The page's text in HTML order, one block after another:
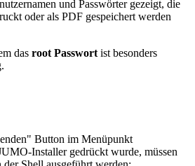
und Passwörter gezeigt, die
oder als PDF gespeichert werden
das root Passwort ist besonders
Button im Menüpunkt
Installer gedrückt wurde, müssen